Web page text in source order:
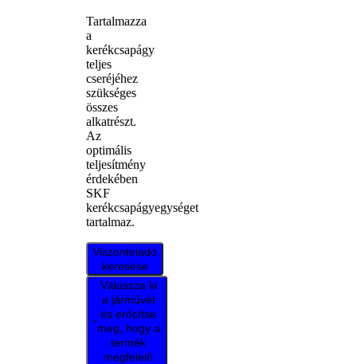
Tartalmazza
a
kerékcsapágy
teljes
cseréjéhez
szükséges
összes
alkatrészt.
Az
optimális
teljesítmény
érdekében
SKF
kerékcsapágyegységet
tartalmaz.
Viszonteladó
keresése
Válassza ki
a járművét
és erősítse
meg, hogy a
termék
megfelelő